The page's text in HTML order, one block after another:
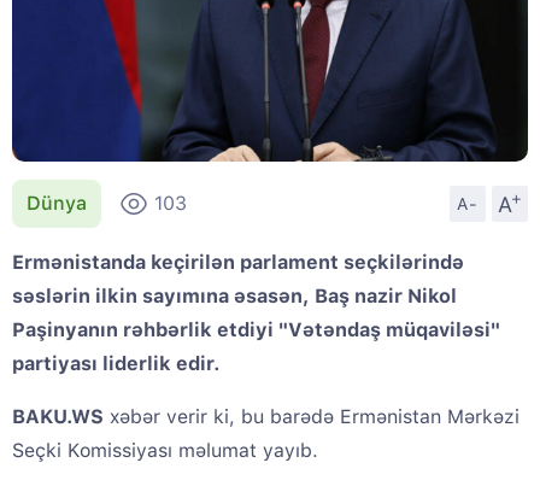
Dünya 103 A- A
+
Ermənistanda keçirilən parlament seçkilərində
səslərin ilkin sayımına əsasən, Baş nazir Nikol
Paşinyanın rəhbərlik etdiyi "Vətəndaş müqaviləsi"
partiyası liderlik edir.
BAKU.WS xəbər verir ki, bu barədə Ermənistan Mərkəzi
Seçki Komissiyası məlumat yayıb.